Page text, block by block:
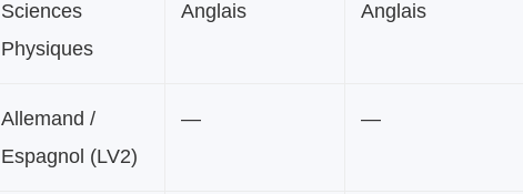
Sciences
Physiques
Anglais Anglais
Allemand /
Espagnol (LV2)
— —